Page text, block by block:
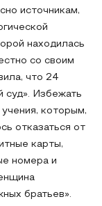
источникам,
находилась
со своим
что 24
суд». Избежать
которым,
отказаться от
карты,
номера и
братьев».